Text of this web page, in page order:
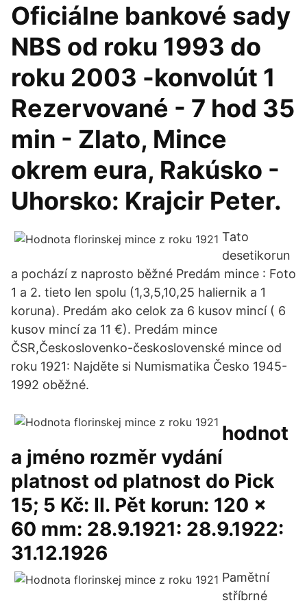
Oficiálne bankové sady
NBS od roku 1993 do
roku 2003 -konvolút 1
Rezervované - 7 hod 35
min - Zlato, Mince
okrem eura, Rakúsko -
Uhorsko: Krajcir Peter.
Tato
desetikorun
a pochází z naprosto běžné Predám mince : Foto
1 a 2. tieto len spolu (1,3,5,10,25 haliernik a 1
koruna). Predám ako celok za 6 kusov mincí ( 6
kusov mincí za 11 €). Predám mince
ČSR,Českoslovenko-československé mince od
roku 1921: Najděte si Numismatika Česko 1945-
1992 oběžné.
hodnot
a jméno rozměr vydání
platnost od platnost do Pick
15; 5 Kč: II. Pět korun: 120 x
60 mm: 28.9.1921: 28.9.1922:
31.12.1926
Pamětní
stříbrné